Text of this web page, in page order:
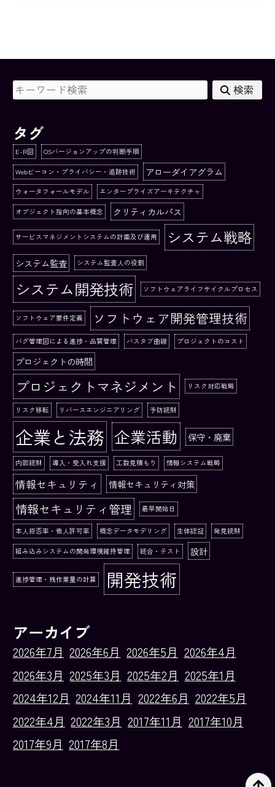
検索
タグ
E-R図 OSバージョンアップの判断手順
Webビーコン・プライバシー・追跡技術 アローダイアグラム
ウォータフォールモデル エンタープライズアーキテクチャ
オブジェクト指向の基本概念 クリティカルパス
サービスマネジメントシステムの計画及び運用 システム戦略
システム監査 システム監査人の役割
システム開発技術 ソフトウェアライフサイクルプロセス
ソフトウェア要件定義 ソフトウェア開発管理技術
バグ管理図による進捗・品質管理 バスタブ曲線 プロジェクトのコスト
プロジェクトの時間
プロジェクトマネジメント リスク対応戦略
リスク移転 リバースエンジニアリング 予防統制
企業と法務 企業活動 保守・廃棄
内部統制 導入・受入れ支援 工数見積もり 情報システム戦略
情報セキュリティ 情報セキュリティ対策
情報セキュリティ管理 最早開始日
本人拒否率・他人許可率 概念データモデリング 生体認証 発見統制
組み込みシステムの開発環境維持管理 統合・テスト 設計
進捗管理・残作業量の計算 開発技術
アーカイブ
2026年7月 2026年6月 2026年5月 2026年4月
2026年3月 2025年3月 2025年2月 2025年1月
2024年12月 2024年11月 2022年6月 2022年5月
2022年4月 2022年3月 2017年11月 2017年10月
2017年9月 2017年8月